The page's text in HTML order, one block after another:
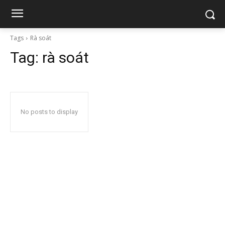
Tags Rà soát
Tag: rà soát
No posts to display